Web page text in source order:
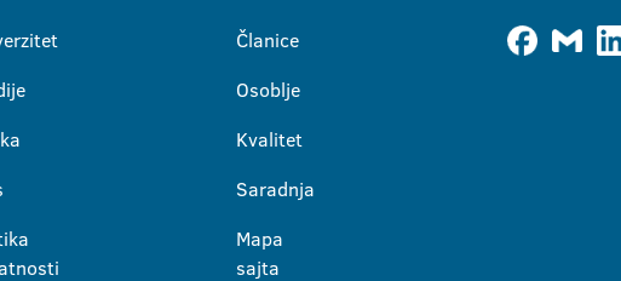
Članice
Osoblje
Kvalitet
Saradnja
Mapa
sajta